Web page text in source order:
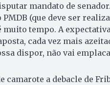
mandato de
PMDB (que deve ser
tempo. A
cada vez mais
dispor, não vai
a debacle de